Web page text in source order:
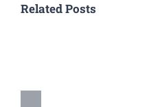
Related Posts